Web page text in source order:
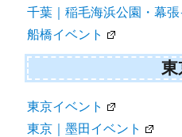
千葉｜稲毛海浜公園・幕張
船橋イベント
東
東京イベント
東京｜墨田イベント